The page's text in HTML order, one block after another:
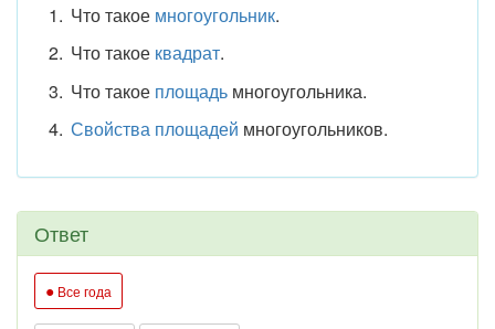
Что такое многоугольник.
Что такое квадрат.
Что такое площадьмногоугольника.
Свойства площадей многоугольников.
Ответ
● Все года